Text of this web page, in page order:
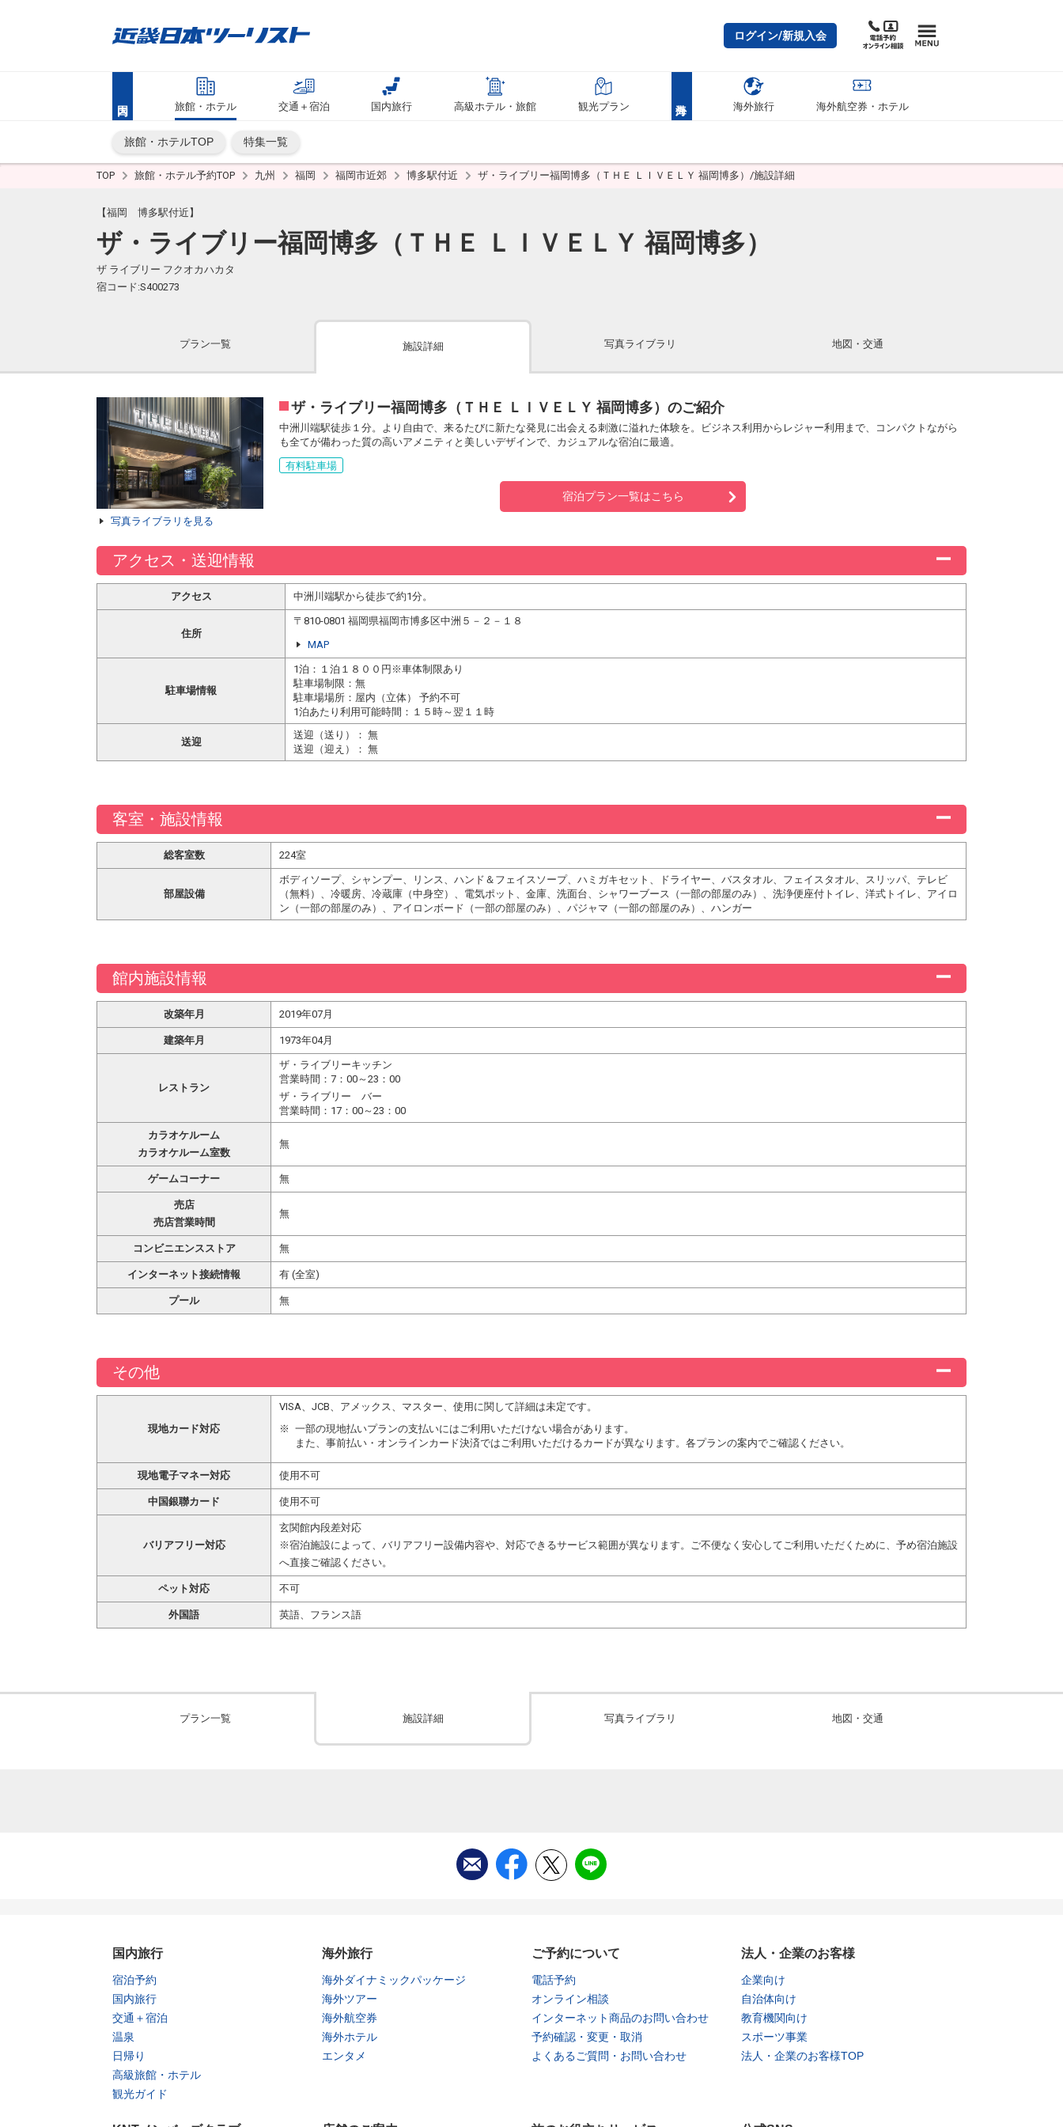
ログイン/新規入会
旅館・ホテル 交通＋宿泊 国内旅行 高級ホテル・旅館 観光プラン 海外旅行 海外航空券・ホテル
旅館・ホテルTOP 特集一覧
TOP 旅館・ホテル予約TOP 九州 福岡 福岡市近郊 博多駅付近 ザ・ライブリー福岡博多（ＴＨＥ ＬＩＶＥＬＹ 福岡博多）/施設詳細
【福岡 博多駅付近】
ザ・ライブリー福岡博多（ＴＨＥ ＬＩＶＥＬＹ 福岡博多）
ザ ライブリー フクオカハカタ
宿コード:S400273
プラン一覧 施設詳細 写真ライブラリ 地図・交通
写真ライブラリを見る
ザ・ライブリー福岡博多（ＴＨＥ ＬＩＶＥＬＹ 福岡博多）のご紹介
中洲川端駅徒歩１分。より自由で、来るたびに新たな発見に出会える刺激に溢れた体験を。ビジネス利用からレジャー利用まで、コンパクトながら
も全てが備わった質の高いアメニティと美しいデザインで、カジュアルな宿泊に最適。
有料駐車場
宿泊プラン一覧はこちら
アクセス・送迎情報
アクセス 中洲川端駅から徒歩で約1分。
住所
〒810-0801 福岡県福岡市博多区中洲５－２－１８
MAP
駐車場情報
1泊：１泊１８００円※車体制限あり
駐車場制限：無
駐車場場所：屋内（立体） 予約不可
1泊あたり利用可能時間：１５時～翌１１時
送迎
送迎（送り）： 無
送迎（迎え）： 無
客室・施設情報
総客室数 224室
部屋設備
ボディソープ、シャンプー、リンス、ハンド＆フェイスソープ、ハミガキセット、ドライヤー、バスタオル、フェイスタオル、スリッパ、テレビ
（無料）、冷暖房、冷蔵庫（中身空）、電気ポット、金庫、洗面台、シャワーブース（一部の部屋のみ）、洗浄便座付トイレ、洋式トイレ、アイロ
ン（一部の部屋のみ）、アイロンボード（一部の部屋のみ）、パジャマ（一部の部屋のみ）、ハンガー
館内施設情報
改築年月 2019年07月
建築年月 1973年04月
レストラン
ザ・ライブリーキッチン
営業時間：7：00～23：00
ザ・ライブリー バー
営業時間：17：00～23：00
カラオケルーム
カラオケルーム室数
無
ゲームコーナー 無
売店
売店営業時間
無
コンビニエンスストア 無
インターネット接続情報 有 (全室)
プール 無
その他
現地カード対応
VISA、JCB、アメックス、マスター、使用に関して詳細は未定です。
一部の現地払いプランの支払いにはご利用いただけない場合があります。
また、事前払い・オンラインカード決済ではご利用いただけるカードが異なります。各プランの案内でご確認ください。
現地電子マネー対応 使用不可
中国銀聯カード 使用不可
バリアフリー対応
玄関館内段差対応
※宿泊施設によって、バリアフリー設備内容や、対応できるサービス範囲が異なります。ご不便なく安心してご利用いただくために、予め宿泊施設
へ直接ご確認ください。
ペット対応 不可
外国語 英語、フランス語
プラン一覧 施設詳細 写真ライブラリ 地図・交通
国内旅行
宿泊予約
国内旅行
交通＋宿泊
温泉
日帰り
高級旅館・ホテル
観光ガイド
海外旅行
海外ダイナミックパッケージ
海外ツアー
海外航空券
海外ホテル
エンタメ
ご予約について
電話予約
オンライン相談
インターネット商品のお問い合わせ
予約確認・変更・取消
よくあるご質問・お問い合わせ
法人・企業のお客様
企業向け
自治体向け
教育機関向け
スポーツ事業
法人・企業のお客様TOP